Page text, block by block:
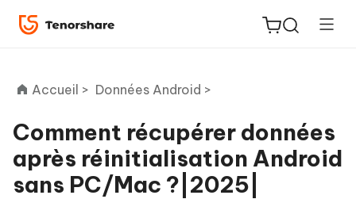
ReiBoot
for iOS
Accueil > Données Android >
Comment récupérer données
après réinitialisation Android
sans PC/Mac ?|2025|